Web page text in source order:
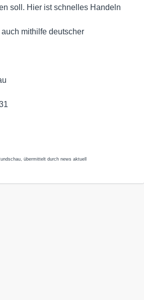
soll. Hier ist schnelles Handeln
mithilfe deutscher
übermittelt durch news aktuell